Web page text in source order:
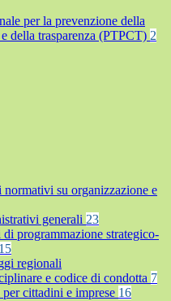
per la prevenzione della
della trasparenza (PTPCT) 2
su organizzazione e
generali 23
programmazione strategico-
15
regionali
e codice di condotta 7
cittadini e imprese 16